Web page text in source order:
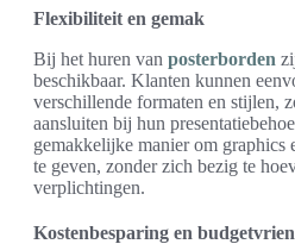
Flexibiliteit en gemak
Bij het huren van posterborden
beschikbaar. Klanten kunnen
verschillende formaten en stijlen,
aansluiten bij hun
gemakkelijke manier om graphics
te geven, zonder zich bezig te
verplichtingen.
Kostenbesparing en